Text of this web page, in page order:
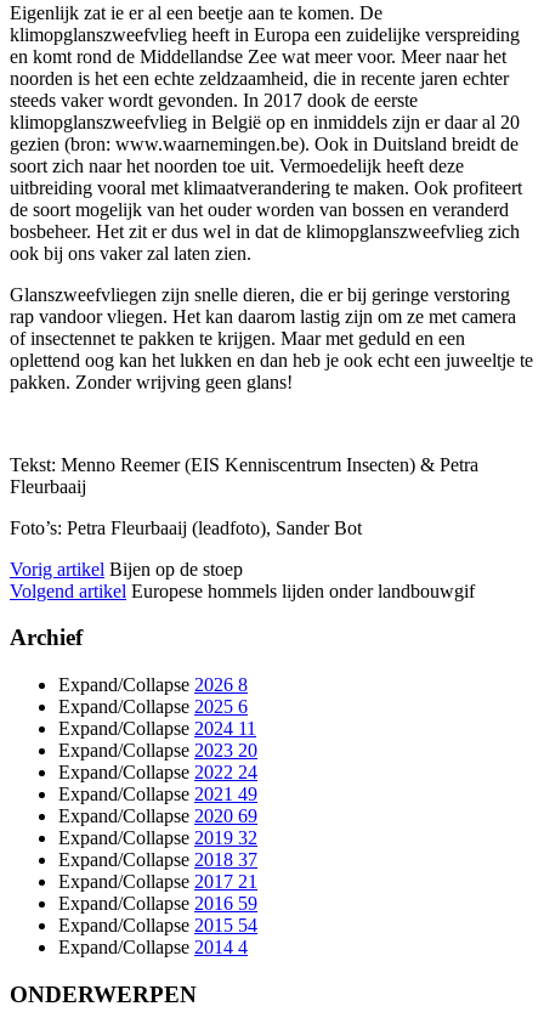
Eigenlijk zat ie er al een beetje aan te komen. De
klimopglanszweefvlieg heeft in Europa een zuidelijke verspreiding
en komt rond de Middellandse Zee wat meer voor. Meer naar het
noorden is het een echte zeldzaamheid, die in recente jaren echter
steeds vaker wordt gevonden. In 2017 dook de eerste
klimopglanszweefvlieg in België op en inmiddels zijn er daar al 20
gezien (bron: www.waarnemingen.be). Ook in Duitsland breidt de
soort zich naar het noorden toe uit. Vermoedelijk heeft deze
uitbreiding vooral met klimaatverandering te maken. Ook profiteert
de soort mogelijk van het ouder worden van bossen en veranderd
bosbeheer. Het zit er dus wel in dat de klimopglanszweefvlieg zich
ook bij ons vaker zal laten zien.
Glanszweefvliegen zijn snelle dieren, die er bij geringe verstoring
rap vandoor vliegen. Het kan daarom lastig zijn om ze met camera
of insectennet te pakken te krijgen. Maar met geduld en een
oplettend oog kan het lukken en dan heb je ook echt een juweeltje te
pakken. Zonder wrijving geen glans!
Tekst: Menno Reemer (EIS Kenniscentrum Insecten) & Petra
Fleurbaaij
Foto’s: Petra Fleurbaaij (leadfoto), Sander Bot
Vorig artikel Bijen op de stoep
Volgend artikel Europese hommels lijden onder landbouwgif
Archief
Expand/Collapse 2026 8
Expand/Collapse 2025 6
Expand/Collapse 2024 11
Expand/Collapse 2023 20
Expand/Collapse 2022 24
Expand/Collapse 2021 49
Expand/Collapse 2020 69
Expand/Collapse 2019 32
Expand/Collapse 2018 37
Expand/Collapse 2017 21
Expand/Collapse 2016 59
Expand/Collapse 2015 54
Expand/Collapse 2014 4
ONDERWERPEN